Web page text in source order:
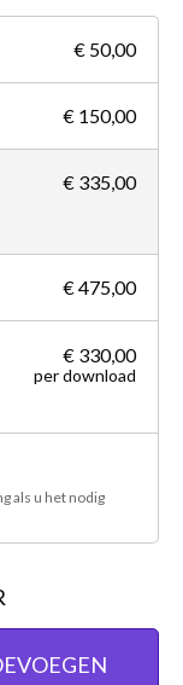
€ 50,00
€ 150,00
€ 335,00
€ 475,00
€ 330,00
per download
als u het nodig